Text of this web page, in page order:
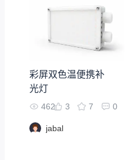
彩屏双色温便携补
光灯
462 3 7 0
jabal